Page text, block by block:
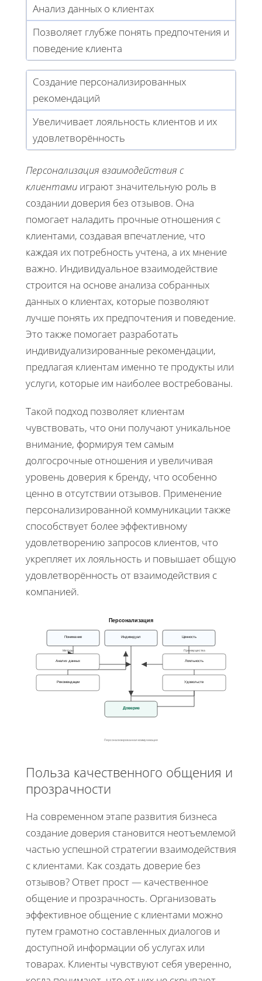
Анализ данных о клиентах
Позволяет глубже понять предпочтения и
поведение клиента
Создание персонализированных
рекомендаций
Увеличивает лояльность клиентов и их
удовлетворённость
Персонализация взаимодействия с
клиентами играют значительную роль в
создании доверия без отзывов. Она
помогает наладить прочные отношения с
клиентами, создавая впечатление, что
каждая их потребность учтена, а их мнение
важно. Индивидуальное взаимодействие
строится на основе анализа собранных
данных о клиентах, которые позволяют
лучше понять их предпочтения и поведение.
Это также помогает разработать
индивидуализированные рекомендации,
предлагая клиентам именно те продукты или
услуги, которые им наиболее востребованы.
Такой подход позволяет клиентам
чувствовать, что они получают уникальное
внимание, формируя тем самым
долгосрочные отношения и увеличивая
уровень доверия к бренду, что особенно
ценно в отсутствии отзывов. Применение
персонализированной коммуникации также
способствует более эффективному
удовлетворению запросов клиентов, что
укрепляет их лояльность и повышает общую
удовлетворённость от взаимодействия с
компанией.
Персонализация
Понимание Индивидуал Ценность
Анализ данных
Рекомендации
Методы
Лояльность
Удовольств
Преимущества
Доверие
Персонализированная коммуникация
Польза качественного общения и
прозрачности
На современном этапе развития бизнеса
создание доверия становится неотъемлемой
частью успешной стратегии взаимодействия
с клиентами. Как создать доверие без
отзывов? Ответ прост — качественное
общение и прозрачность. Организовать
эффективное общение с клиентами можно
путем грамотно составленных диалогов и
доступной информации об услугах или
товарах. Клиенты чувствуют себя уверенно,